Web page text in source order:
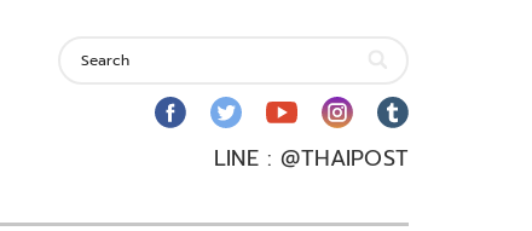
LINE : @THAIPOST